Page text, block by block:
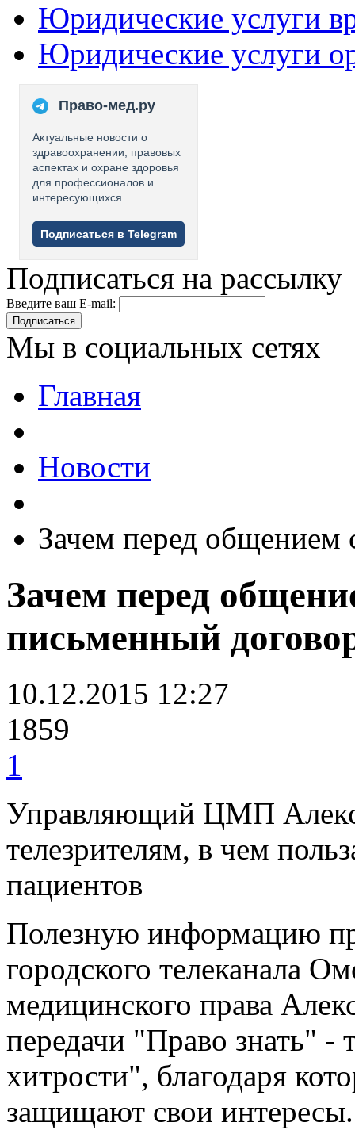
Юридические услуги
Юридические услуги
Право-мед.ру
Актуальные новости о
здравоохранении, правовых
аспектах и охране здоровья
для профессионалов и
интересующихся
Подписаться в Telegram
Подписаться на рассылку
Введите ваш E-mail:
Подписаться
Мы в социальных сетях
Главная
Новости
Зачем перед общением
Зачем перед
письменный
10.12.2015 12:27
1859
1
Управляющий ЦМП
телезрителям, в чем
пациентов
Полезную информацию
городского телеканала
медицинского права
передачи "Право знать" -
хитрости", благодаря
защищают свои интересы.